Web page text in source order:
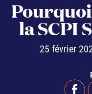
la SCPI
25 février